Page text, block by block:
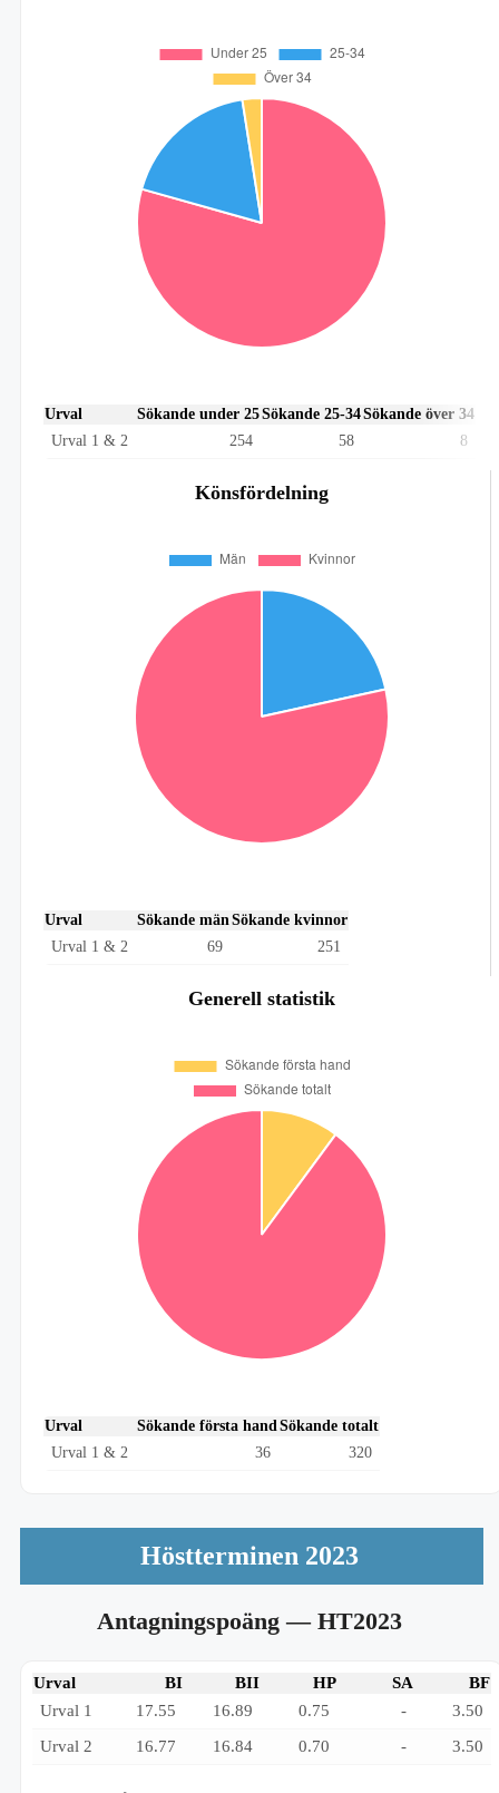
Urval Sökande under 25Sökande 25-34Sökande över 34
Urval 1 & 2
254 58 8
Könsfördelning
Urval Sökande mänSökande kvinnor
Urval 1 & 2
69 251
Generell statistik
Urval Sökande första handSökande totalt
Urval 1 & 2
36 320
Höstterminen 2023
Antagningspoäng— HT2023
Urval BI BII HP SA
BF
Urval 1
17.55 16.89 0.75 -
3.50
Urval 2
16.77 16.84 0.70 - 3.50